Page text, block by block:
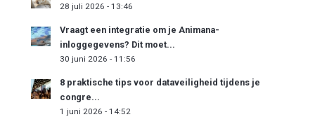
28 juli 2026 - 13:46
Vraagt een integratie om je Animana-
inloggegevens? Dit moet...
30 juni 2026 - 11:56
8 praktische tips voor dataveiligheid tijdens je
congre...
1 juni 2026 - 14:52